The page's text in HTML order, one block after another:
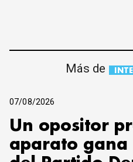
Más de
07/08/2026
Un opositor
aparato gana